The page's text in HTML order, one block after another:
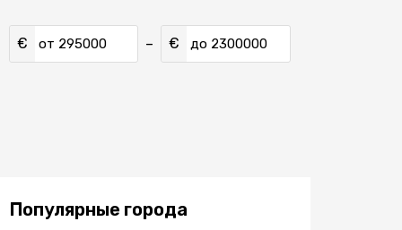
€ от – € до
Популярные города